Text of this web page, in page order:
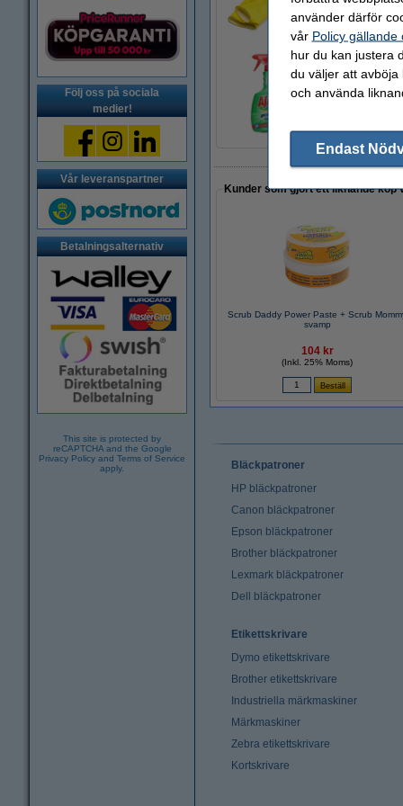
Följ oss på sociala
medier!
Vår leveranspartner
Betalningsalternativ
This site is protected by
reCAPTCHA and the Google
Privacy Policy and Terms of Service
apply.
Köksrengöring
40 kr
Kunder som gjort ett liknande
Scrub Daddy Power Paste + Scrub
svamp
104 kr
(Inkl. 25% Moms)
Bläckpatroner
HP bläckpatroner
Canon bläckpatroner
Epson bläckpatroner
Brother bläckpatroner
Lexmark bläckpatroner
Dell bläckpatroner
Etikettskrivare
Dymo etikettskrivare
Brother etikettskrivare
Industriella märkmaskiner
Märkmaskiner
Zebra etikettskrivare
Kortskrivare
använder därför
vår Policy gällande
hur du kan justera
du väljer att avböja
och använda
Endast